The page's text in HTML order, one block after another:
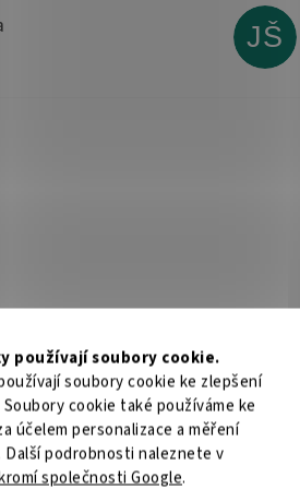
používají soubory cookie.
soubory cookie ke zlepšení
cookie také používáme ke
účelem personalizace a měření
Další podrobnosti naleznete v
společnosti Google.
5 z 5 hvězdiček. JŠ